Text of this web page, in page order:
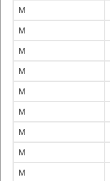
M
M
M
M
M
M
M
M
M